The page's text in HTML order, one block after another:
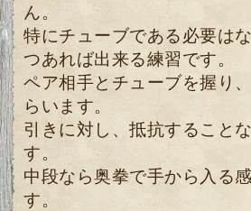
ん。
特にチューブである必要は
つあれば出来る練習です。
ペア相手とチューブを握り
らいます。
引きに対し、抵抗すること
す。
中段なら奥拳で手から入る
す。